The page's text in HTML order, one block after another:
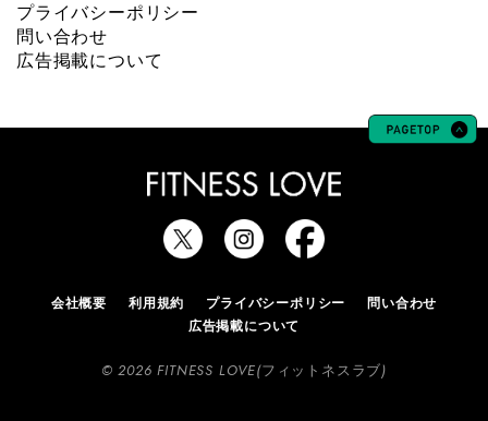
プライバシーポリシー
問い合わせ
広告掲載について
会社概要 利用規約 プライバシーポリシー
問い合わせ
広告掲載について
© 2026 FITNESS LOVE(フィットネスラブ)